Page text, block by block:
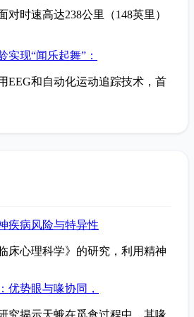
对时速高达238公里（148英里）
实现“闻乐起舞”：
EEG和自动化运动追踪技术，首
疾病风险与特异性
床心理科学》的研究，利用精神
优势眼与喙协同，
究揭示天蛾在觅食过程中，其喙